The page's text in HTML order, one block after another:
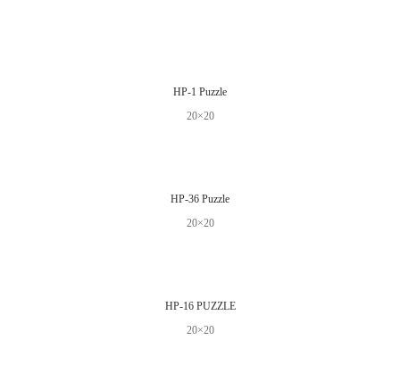
HP-1 Puzzle
20×20
HP-36 Puzzle
20×20
HP-16 PUZZLE
20×20